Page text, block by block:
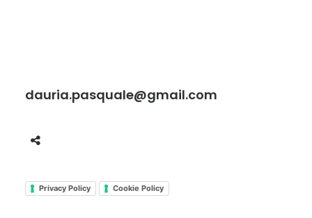
dauria.pasquale@gmail.com
Privacy Policy Cookie Policy